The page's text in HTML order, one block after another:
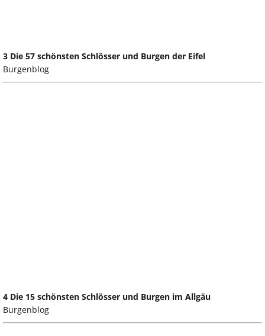
3 Die 57 schönsten Schlösser und Burgen der Eifel
Burgenblog
4 Die 15 schönsten Schlösser und Burgen im Allgäu
Burgenblog